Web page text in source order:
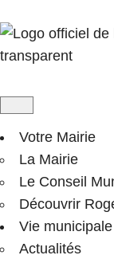
Votre Mairie
La Mairie
Le Conseil
Découvrir
Vie municipale
Actualités